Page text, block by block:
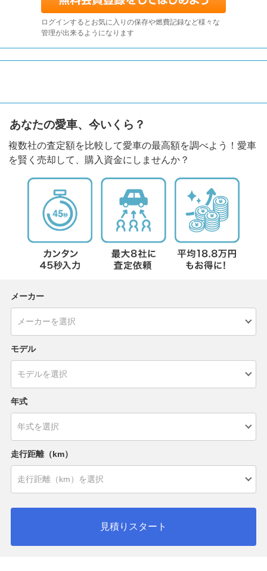
ログインするとお気に入りの保存や燃費記録など様々な
管理が出来るようになります
あなたの愛車、今いくら？
複数社の査定額を比較して愛車の最高額を調べよう！愛車
を賢く売却して、購入資金にしませんか？
メーカー
モデル
年式
走行距離（km）
見積りスタート